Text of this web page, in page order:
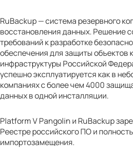
RuBackup — система резервного
восстановления данных. Решение
требований к разработке
обеспечения для защиты объектов
инфраструктуры Российской
успешно эксплуатируется как в
компаниях с более чем 4000
данных в одной инсталляции.
Platform V Pangolin и RuBackup
Реестре российского ПО и
импортозамещения.